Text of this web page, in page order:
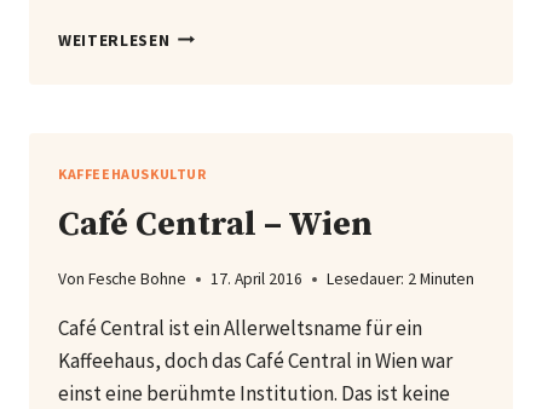
WEITERLESEN MOMOSTIPAN
KAFFEEHAUSKULTUR
Café Central – Wien
Von Fesche Bohne 17. April 2016 Lesedauer: 2Minuten
Café Central ist ein Allerweltsname für ein
Kaffeehaus, doch das Café Central in Wien war
einst eine berühmte Institution. Das ist keine